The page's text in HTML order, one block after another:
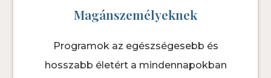
Magánszemélyeknek
Programok az egészségesebb és
hosszabb életért a mindennapokban